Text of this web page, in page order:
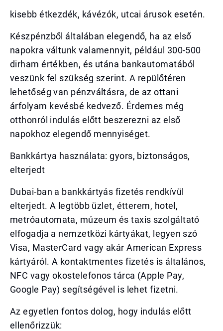
kisebb étkezdék, kávézók, utcai árusok esetén.
Készpénzből általában elegendő, ha az első
napokra váltunk valamennyit, például 300-500
dirham értékben, és utána bankautomatából
veszünk fel szükség szerint. A repülőtéren
lehetőség van pénzváltásra, de az ottani
árfolyam kevésbé kedvező. Érdemes még
otthonról indulás előtt beszerezni az első
napokhoz elegendő mennyiséget.
Bankkártya használata: gyors, biztonságos,
elterjedt
Dubai-ban a bankkártyás fizetés rendkívül
elterjedt. A legtöbb üzlet, étterem, hotel,
metróautomata, múzeum és taxis szolgáltató
elfogadja a nemzetközi kártyákat, legyen szó
Visa, MasterCard vagy akár American Express
kártyáról. A kontaktmentes fizetés is általános,
NFC vagy okostelefonos tárca (Apple Pay,
Google Pay) segítségével is lehet fizetni.
Az egyetlen fontos dolog, hogy indulás előtt
ellenőrizzük: